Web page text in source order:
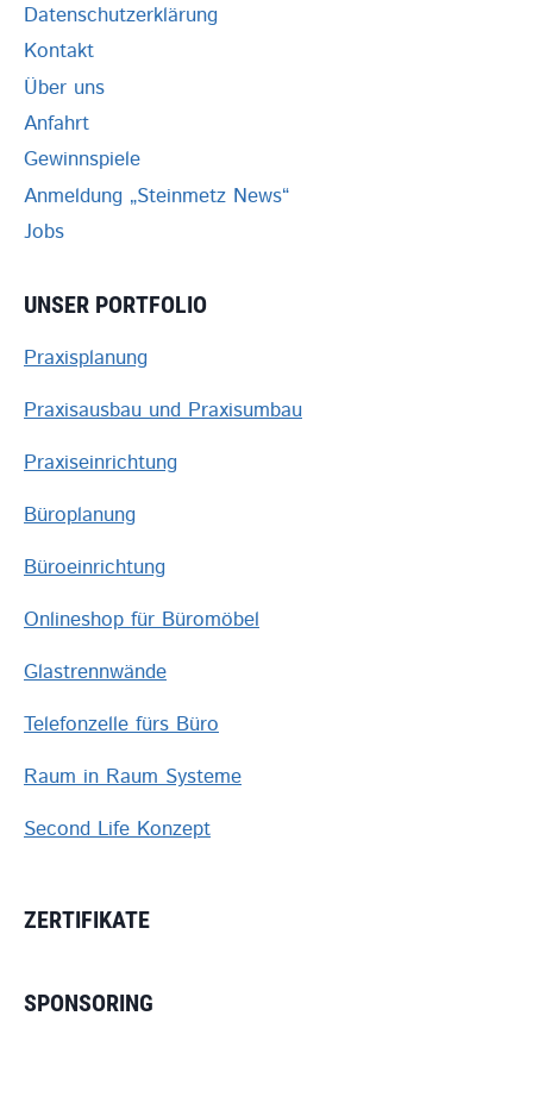
Datenschutzerklärung
Kontakt
Über uns
Anfahrt
Gewinnspiele
Anmeldung „Steinmetz News“
Jobs
UNSER PORTFOLIO
Praxisplanung
Praxisausbau und Praxisumbau
Praxiseinrichtung
Büroplanung
Büroeinrichtung
Onlineshop für Büromöbel
Glastrennwände
Telefonzelle fürs Büro
Raum in Raum Systeme
Second Life Konzept
ZERTIFIKATE
SPONSORING